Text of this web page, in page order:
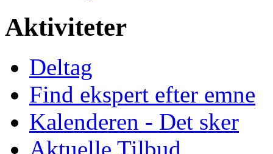
Aktiviteter
Deltag
Find ekspert efter emne
Kalenderen - Det sker